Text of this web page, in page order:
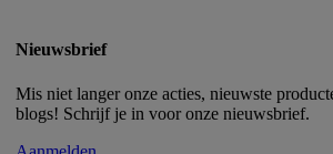
Nieuwsbrief
Mis niet langer onze acties, nieuwste
blogs! Schrijf je in voor onze nieuwsbrief.